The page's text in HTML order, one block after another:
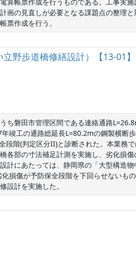
の見直しが必要となる課題点の整理と
票作成を行う。
野歩道橋修繕設計）【13-01】
ち磐田市管理区間である連絡通路
竣工の通路総延長L=80.2mの鋼製横断
階(判定区分II)と診断された。本業務
各部の寸法補足計測を実施し、劣化損傷
計にあたっては、静岡県の「大型構造
損傷が予防保全段階を下回らせないも
設計を実施した。